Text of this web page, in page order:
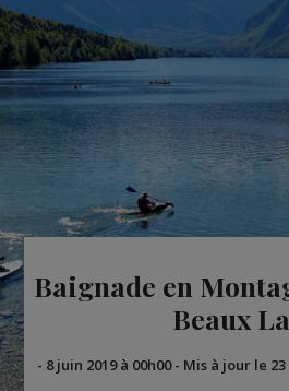
Baignade en
Beaux
- 8 juin 2019 à 00h00- Mis à jour le